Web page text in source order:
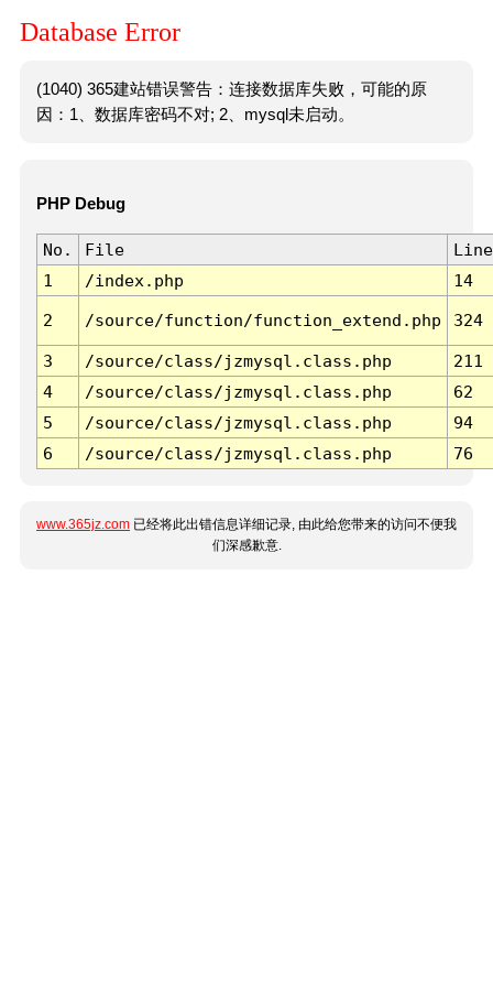
Database Error
(1040) 365建站错误警告：连接数据库失败，可能的原
因：1、数据库密码不对; 2、mysql未启动。
PHP Debug
No. File
Line
1
/index.php 14
2 /source/function/function_extend.php 324
3 /source/class/jzmysql.class.php
211
4
/source/class/jzmysql.class.php
62
5
/source/class/jzmysql.class.php
94
6
/source/class/jzmysql.class.php 76
www.365jz.com 已经将此出错信息详细记录, 由此给您带来的访问不便我
们深感歉意.